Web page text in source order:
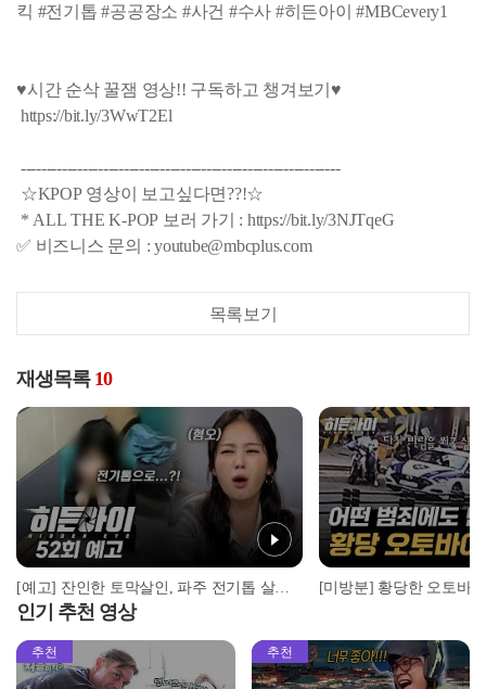
킥 #전기톱 #공공장소 #사건 #수사 #히든아이 #MBCevery1
♥시간 순삭 꿀잼 영상!! 구독하고 챙겨보기♥
https://bit.ly/3WwT2El
--------------------------------------------------------------
☆KPOP 영상이 보고싶다면??!☆
* ALL THE K-POP 보러 가기 : https://bit.ly/3NJTqeG
✅ 비즈니스 문의 : youtube@mbcplus.com
목록보기
재생목록 10
[예고] 잔인한 토막살인, 파주 전기톱 살인사건
인기 추천 영상
추천 추천